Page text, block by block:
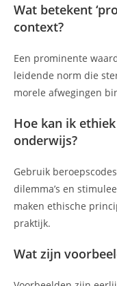
Wat betekent
context?
Een prominente
leidende norm die
morele afwegingen
Hoe kan ik
onderwijs?
Gebruik
dilemma’s en
maken ethische
praktijk.
Wat zijn